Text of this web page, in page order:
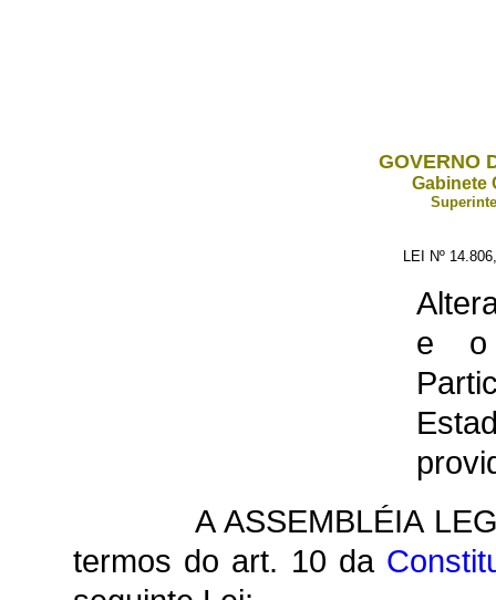
GOVERNO
Gabinete
LEI Nº
e o
A ASSEMBLÉIA
termos do art. 10 da